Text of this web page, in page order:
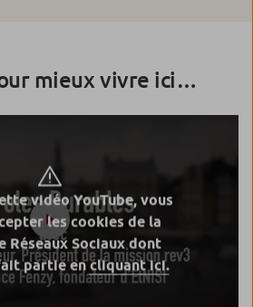
mieux vivre ici…
vidéo YouTube, vous
les cookies de la
Réseaux Sociaux dont
partie encliquant ici.